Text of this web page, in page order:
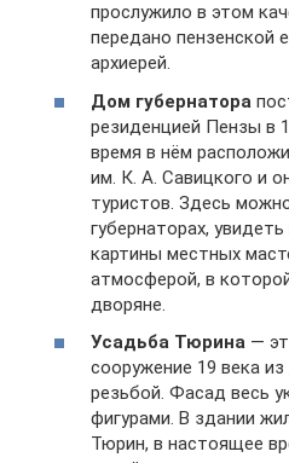
прослужило в этом
передано пензенской
архиерей.
Дом губернатора
резиденцией Пензы в
время в нём
им. К. А. Савицкого и
туристов. Здесь
губернаторах,
картины местных
атмосферой, в
дворяне.
Усадьба Тюрина —
сооружение 19 века
резьбой. Фасад весь
фигурами. В здании
Тюрин, в настоящее